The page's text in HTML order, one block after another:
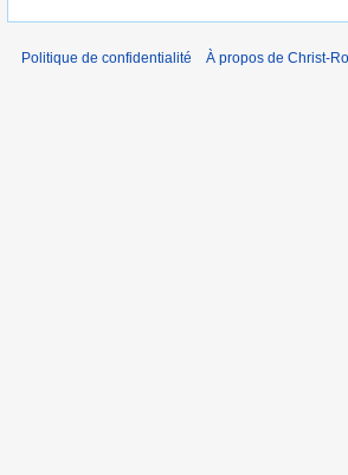
Politique de confidentialité À propos de Christ-